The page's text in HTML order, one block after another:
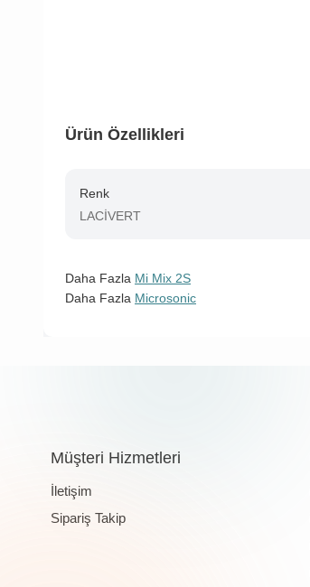
Ürün Özellikleri
Renk
LACİVERT
Daha Fazla Mi Mix 2S
Daha Fazla Microsonic
Müşteri Hizmetleri
İletişim
Sipariş Takip